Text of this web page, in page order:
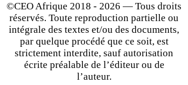
Du bluff au génie : les
©CEO Afrique 2018 - 2026 — Tous droits
réservés. Toute reproduction partielle ou
intégrale des textes et/ou des documents,
par quelque procédé que ce soit, est
strictement interdite, sauf autorisation
écrite préalable de l’éditeur ou de
l’auteur.